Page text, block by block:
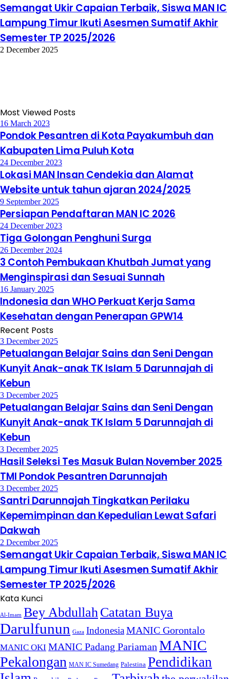
Semangat Ukir Capaian Terbaik, Siswa MAN IC
Lampung Timur Ikuti Asesmen Sumatif Akhir
Semester TP 2025/2026
2 December 2025
Most Viewed Posts
16 March 2023
Pondok Pesantren di Kota Payakumbuh dan
Kabupaten Lima Puluh Kota
24 December 2023
Lokasi MAN Insan Cendekia dan Alamat
Website untuk tahun ajaran 2024/2025
9 September 2025
Persiapan Pendaftaran MAN IC 2026
24 December 2023
Tiga Golongan Penghuni Surga
26 December 2024
3 Contoh Pembukaan Khutbah Jumat yang
Menginspirasi dan Sesuai Sunnah
16 January 2025
Indonesia dan WHO Perkuat Kerja Sama
Kesehatan dengan Penerapan GPW14
Recent Posts
3 December 2025
Petualangan Belajar Sains dan Seni Dengan
Kunyit Anak-anak TK Islam 5 Darunnajah di
Kebun
3 December 2025
Petualangan Belajar Sains dan Seni Dengan
Kunyit Anak-anak TK Islam 5 Darunnajah di
Kebun
3 December 2025
Hasil Seleksi Tes Masuk Bulan November 2025
TMI Pondok Pesantren Darunnajah
3 December 2025
Santri Darunnajah Tingkatkan Perilaku
Kepemimpinan dan Kepedulian Lewat Safari
Dakwah
2 December 2025
Semangat Ukir Capaian Terbaik, Siswa MAN IC
Lampung Timur Ikuti Asesmen Sumatif Akhir
Semester TP 2025/2026
Kata Kunci
Al-Imam Bey AbdullahCatatan Buya
Darulfunun Gaza IndonesiaMANIC Gorontalo
MANIC OKI MANIC Padang Pariaman MANIC
Pekalongan MAN IC Sumedang Palestina Pendidikan